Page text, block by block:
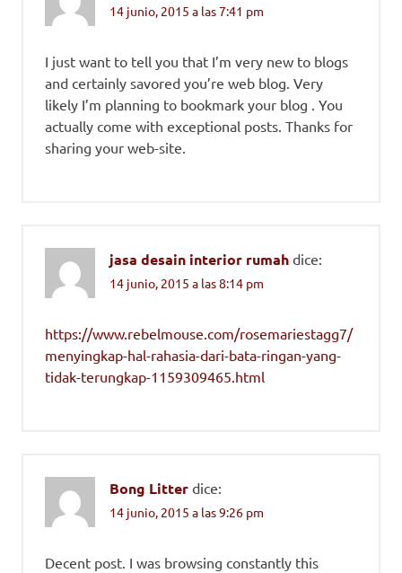
14 junio, 2015 a las 7:41 pm
I just want to tell you that I’m very new to blogs
and certainly savored you’re web blog. Very
likely I’m planning to bookmark your blog . You
actually come with exceptional posts. Thanks for
sharing your web-site.
jasa desain interior rumah dice:
14 junio, 2015 a las 8:14 pm
https://www.rebelmouse.com/rosemariestagg7/
menyingkap-hal-rahasia-dari-bata-ringan-yang-
tidak-terungkap-1159309465.html
Bong Litter dice:
14 junio, 2015 a las 9:26 pm
Decent post. I was browsing constantly this